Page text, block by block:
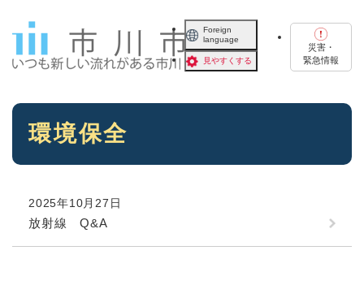
Foreign
language
見やすくする
災害・
緊急情報
本
環境保全
2025年10月27日
放射線 Q&A